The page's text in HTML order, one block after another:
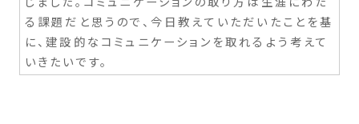
る課題だと思うので、今日教えていただいたことを基
に、建設的なコミュニケーションを取れるよう考えて
いきたいです。